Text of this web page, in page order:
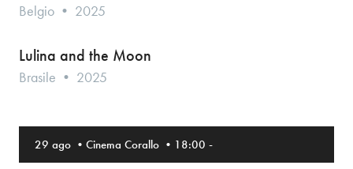
Belgio • 2025
Lulina and the Moon
Brasile • 2025
29 ago • Cinema Corallo • 18:00 -